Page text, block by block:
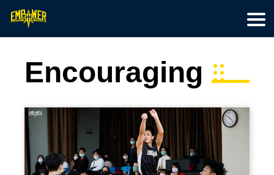
首頁
籃球訓練
特色營隊
最新文章
線上教學
關於我們
會員專區
Encouraging